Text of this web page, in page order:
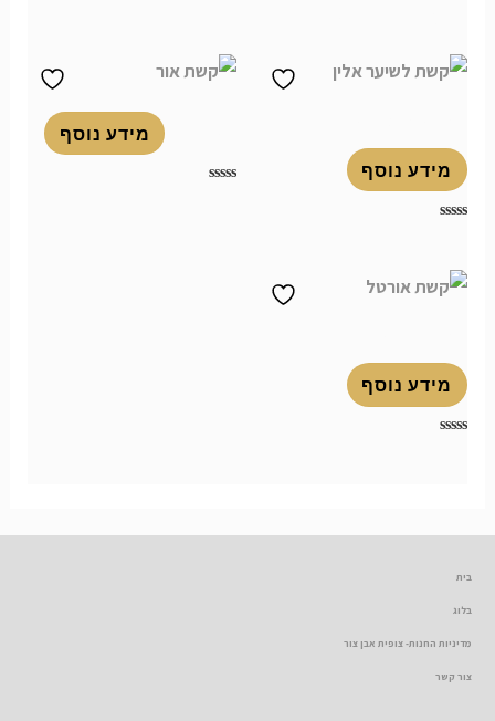
מידע נוסף
5
מידע נוסף
מידע נוסף
בית
בלוג
מדיניות החנות- צופית אבן צור
צור קשר